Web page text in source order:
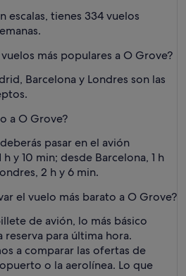
escalas, tienes 334 vuelos
más populares a O Grove?
Barcelona y Londres son las
a O Grove?
pasar en el avión
y 10 min; desde Barcelona, 1 h
2 h y 6 min.
el vuelo más barato a O Grove?
de avión, lo más básico
reserva para última hora.
a comparar las ofertas de
o la aerolínea. Lo que